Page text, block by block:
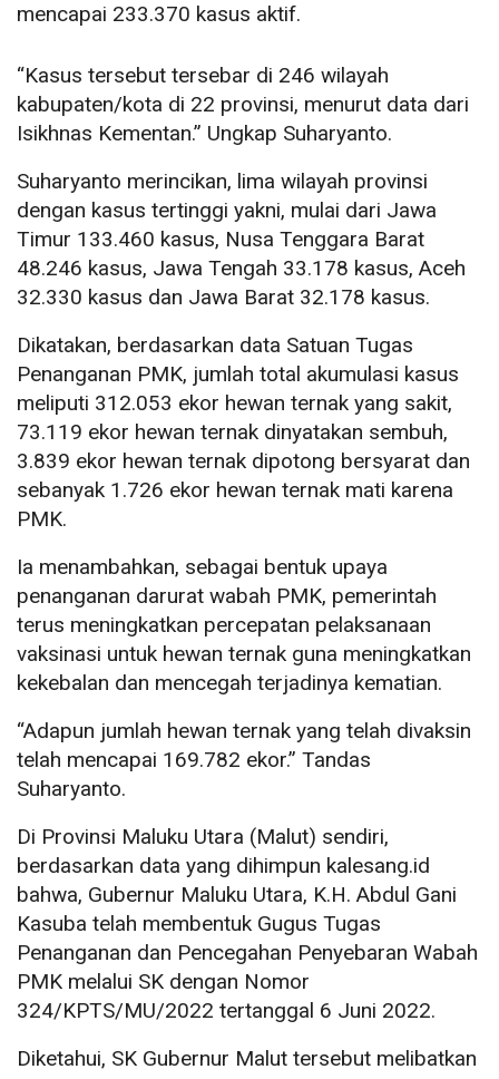
mencapai 233.370 kasus aktif.
“Kasus tersebut tersebar di 246 wilayah
kabupaten/kota di 22 provinsi, menurut data dari
Isikhnas Kementan.” Ungkap Suharyanto.
Suharyanto merincikan, lima wilayah provinsi
dengan kasus tertinggi yakni, mulai dari Jawa
Timur 133.460 kasus, Nusa Tenggara Barat
48.246 kasus, Jawa Tengah 33.178 kasus, Aceh
32.330 kasus dan Jawa Barat 32.178 kasus.
Dikatakan, berdasarkan data Satuan Tugas
Penanganan PMK, jumlah total akumulasi kasus
meliputi 312.053 ekor hewan ternak yang sakit,
73.119 ekor hewan ternak dinyatakan sembuh,
3.839 ekor hewan ternak dipotong bersyarat dan
sebanyak 1.726 ekor hewan ternak mati karena
PMK.
Ia menambahkan, sebagai bentuk upaya
penanganan darurat wabah PMK, pemerintah
terus meningkatkan percepatan pelaksanaan
vaksinasi untuk hewan ternak guna meningkatkan
kekebalan dan mencegah terjadinya kematian.
“Adapun jumlah hewan ternak yang telah divaksin
telah mencapai 169.782 ekor.” Tandas
Suharyanto.
Di Provinsi Maluku Utara (Malut) sendiri,
berdasarkan data yang dihimpun kalesang.id
bahwa, Gubernur Maluku Utara, K.H. Abdul Gani
Kasuba telah membentuk Gugus Tugas
Penanganan dan Pencegahan Penyebaran Wabah
PMK melalui SK dengan Nomor
324/KPTS/MU/2022 tertanggal 6 Juni 2022.
Diketahui, SK Gubernur Malut tersebut melibatkan